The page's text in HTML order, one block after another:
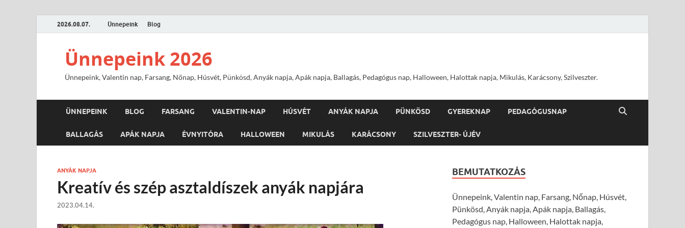
2026.08.07. Ünnepeink Blog
Ünnepeink 2026
Ünnepeink, Valentin nap, Farsang, Nőnap, Húsvét, Pünkösd, Anyák napja, Apák napja, Ballagás, Pedagógus nap, Halloween, Halottak napja, Mikulás, Karácsony, Szilveszter.
ÜNNEPEINK BLOG FARSANG VALENTIN-NAP HÚSVÉT ANYÁK NAPJA PÜNKÖSD GYEREKNAP PEDAGÓGUSNAP
BALLAGÁS APÁK NAPJA ÉVNYITÓRA HALLOWEEN MIKULÁS KARÁCSONY SZILVESZTER- ÚJÉV
ANYÁK NAPJA
Kreatív és szép asztaldíszek anyák napjára
2023.04.14.
BEMUTATKOZÁS
Ünnepeink, Valentin nap, Farsang, Nőnap, Húsvét,
Pünkösd, Anyák napja, Apák napja, Ballagás,
Pedagógus nap, Halloween, Halottak napja,